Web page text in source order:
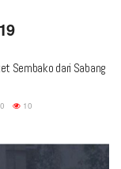
Sembako dari Sabang
10